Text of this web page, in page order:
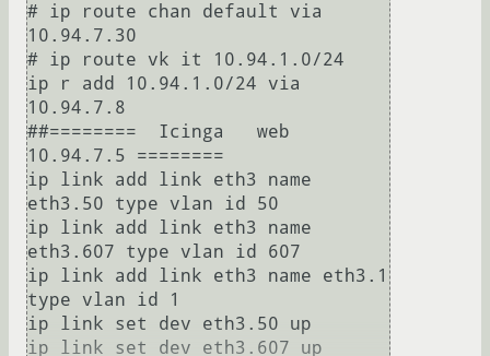
# ip route chan default via
10.94.7.30
# ip route vk it 10.94.1.0/24
ip r add 10.94.1.0/24 via
10.94.7.8
##========  Icinga   web
10.94.7.5 ========
ip link add link eth3 name
eth3.50 type vlan id 50
ip link add link eth3 name
eth3.607 type vlan id 607
ip link add link eth3 name eth3.1
type vlan id 1
ip link set dev eth3.50 up
ip link set dev eth3.607 up